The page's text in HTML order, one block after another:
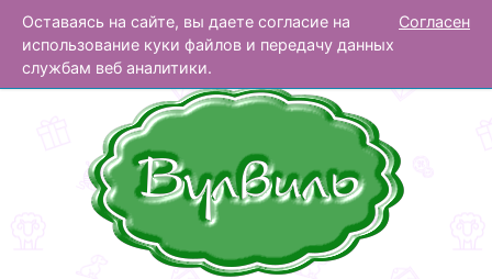
Оставаясь на сайте, вы даете согласие на
использование куки файлов и передачу данных
службам веб аналитики.
Согласен
Вулвиль